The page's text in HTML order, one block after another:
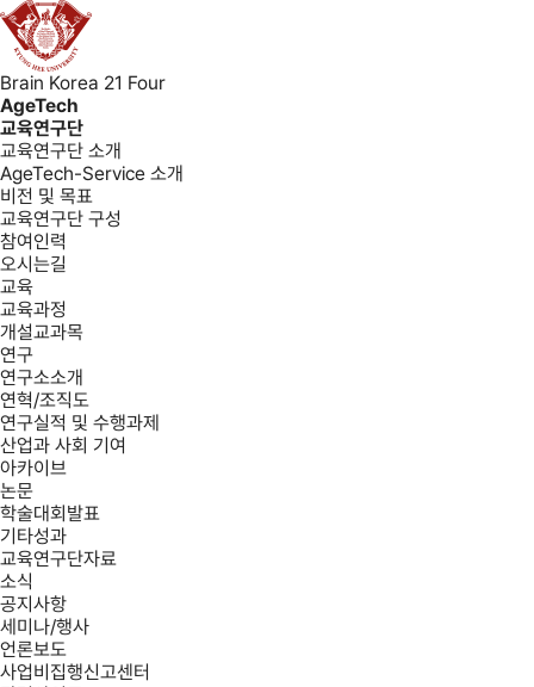
Brain Korea 21 Four
AgeTech
교육연구단
교육연구단 소개
AgeTech-Service 소개
비전 및 목표
교육연구단 구성
참여인력
오시는길
교육
교육과정
개설교과목
연구
연구소소개
연혁/조직도
연구실적 및 수행과제
산업과 사회 기여
아카이브
논문
학술대회발표
기타성과
교육연구단자료
소식
공지사항
세미나/행사
언론보도
사업비집행신고센터